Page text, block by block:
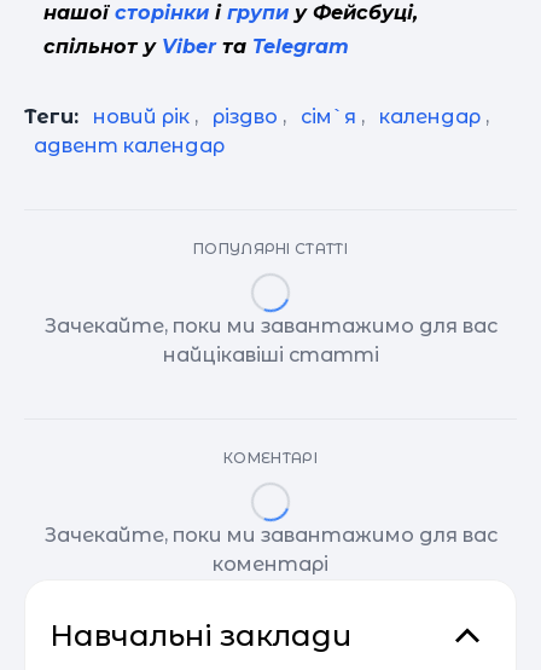
нашої сторінки і групи у Фейсбуці,
спільнот у Viberта Telegram
Теги: новий рік , різдво , сім`я , календар ,
адвент календар
ПОПУЛЯРНІ СТАТТІ
Зачекайте, поки ми завантажимо для вас
найцікавіші статті
КОМЕНТАРІ
Зачекайте, поки ми завантажимо для вас
коментарі
Навчальні заклади